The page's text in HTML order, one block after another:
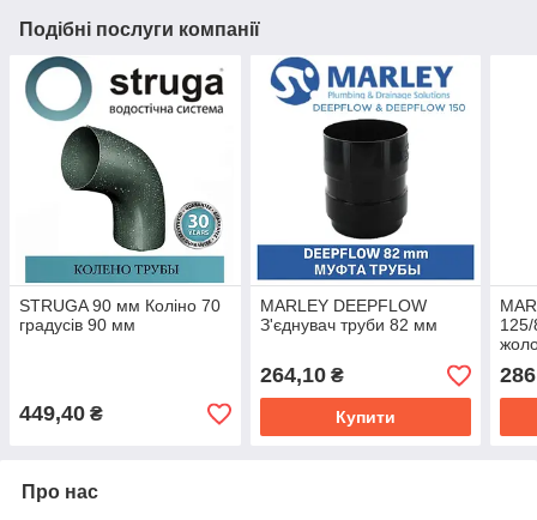
Подібні послуги компанії
STRUGA 90 мм Коліно 70
градусів 90 мм
449,40 ₴
MARLEY DEEPFLOW
З'єднувач труби 82 мм
264,10₴
Купити
Про нас